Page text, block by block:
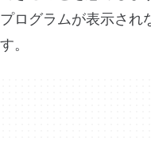
プログラムが表示され
す。